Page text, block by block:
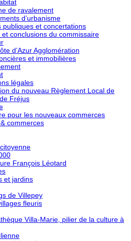
de ravalement
d’urbanisme
publiques et concertations
et conclusions du commissaire
d’Azur Agglomération
et immobilières
légales
du nouveau Règlement Local de
Fréjus
pour les nouveaux commerces
commerces
François Léotard
et jardins
de Villepey
fleuris
Villa-Marie, pilier de la culture à